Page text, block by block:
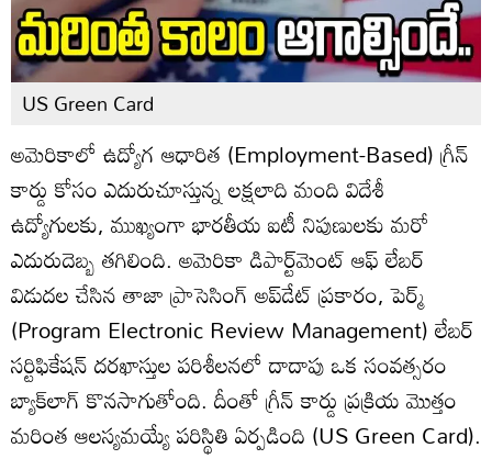
US Green Card
అమెరికాలో ఉద్యోగ ఆధారిత (Employment-Based) గ్రీన్
కార్డు కోసం ఎదురుచూస్తున్న లక్షలాది మంది విదేశీ
ఉద్యోగులకు, ముఖ్యంగా భారతీయ ఐటీ నిపుణులకు మరో
ఎదురుదెబ్బ తగిలింది. అమెరికా డిపార్ట్‌మెంట్ ఆఫ్ లేబర్
విడుదల చేసిన తాజా ప్రాసెసింగ్ అప్‌డేట్ ప్రకారం, పెర్మ్
(Program Electronic Review Management) లేబర్
సర్టిఫికేషన్ దరఖాస్తుల పరిశీలనలో దాదాపు ఒక సంవత్సరం
బ్యాక్‌లాగ్ కొనసాగుతోంది. దీంతో గ్రీన్ కార్డు ప్రక్రియ మొత్తం
మరింత ఆలస్యమయ్యే పరిస్థితి ఏర్పడింది (US Green Card).